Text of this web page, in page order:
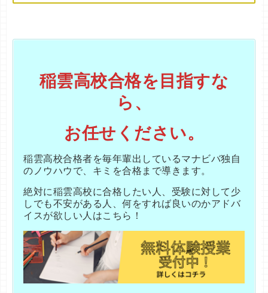
稲雲高校合格を目指すな
ら、
お任せください。
稲雲高校合格者を毎年輩出しているマナビバ独自
のノウハウで、キミを合格まで導きます。
絶対に稲雲高校に合格したい人、受験に対して少
しでも不安がある人、何をすれば良いのかアドバ
イスが欲しい人はこちら！